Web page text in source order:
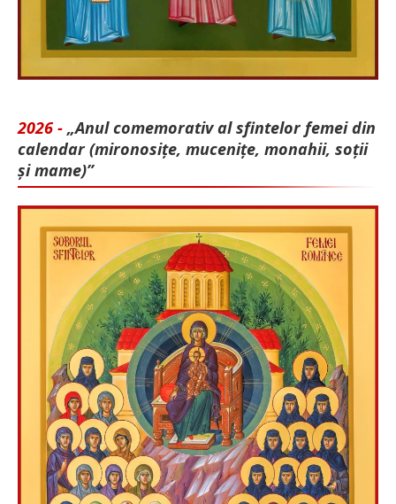
2026 - „Anul comemorativ al sfintelor femei din
calendar (mironosițe, mu­cenițe, monahii, soții
și mame)”